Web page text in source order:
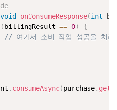
void onConsumeResponse(int
( billingResult == 0)
{
// 여기서 소비 작업 성공을 처리
. consumeAsync(purchase.